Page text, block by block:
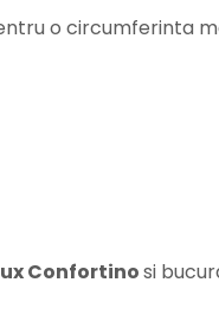
o circumferinta
Confortinosi